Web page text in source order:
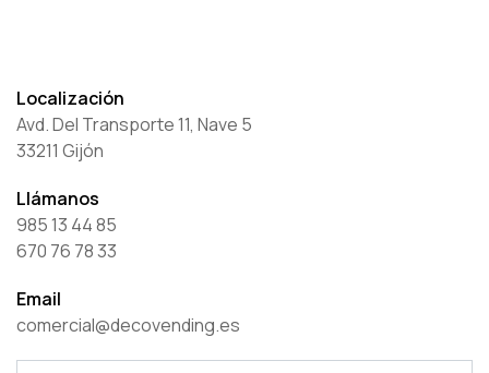
Localización
Avd. Del Transporte 11, Nave 5
33211 Gijón
Llámanos
985 13 44 85
670 76 78 33
Email
comercial@decovending.es